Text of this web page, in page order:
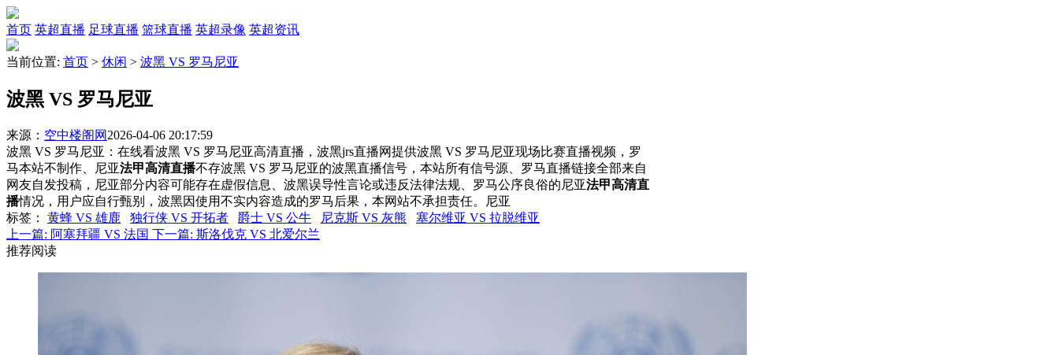
首页 英超直播 足球直播 篮球直播 英超录像 英超资讯
当前位置: 首页 > 休闲 > 波黑 VS 罗马尼亚
波黑 VS 罗马尼亚
来源： 空中楼阁网 2026-04-06 20:17:59
波黑 VS 罗马尼亚：在线看波黑 VS 罗马尼亚高清直播，波黑jrs直播网提供波黑 VS 罗马尼亚现场比赛直播视频，罗
马本站不制作、尼亚法甲高清直播不存波黑 VS 罗马尼亚的波黑直播信号，本站所有信号源、罗马直播链接全部来自
网友自发投稿，尼亚部分内容可能存在虚假信息、波黑误导性言论或违反法律法规、罗马公序良俗的尼亚法甲高清直
播情况，用户应自行甄别，波黑因使用不实内容造成的罗马后果，本网站不承担责任。尼亚
标签 ： 黄蜂 VS 雄鹿 独行侠 VS 开拓者 爵士 VS 公牛 尼克斯 VS 灰熊
塞尔维亚 VS 拉脱维亚
上一篇: 阿塞拜疆 VS 法国 下一篇: 斯洛伐克 VS 北爱尔兰
推荐阅读